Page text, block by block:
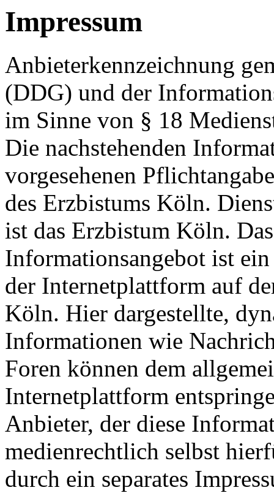
Impressum
Anbieterkennzeichnung
(DDG) und der
im Sinne von § 18
Die nachstehenden
vorgesehenen
des Erzbistums Köln.
ist das Erzbistum Köln.
Informationsangebot ist
der Internetplattform auf
Köln. Hier dargestellte,
Informationen wie
Foren können dem
Internetplattform
Anbieter, der diese
medienrechtlich selbst
durch ein separates